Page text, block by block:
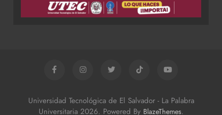
Universidad Tecnológica de El Salvador - La Palabra
Universitaria 2026. Powered By BlazeThemes.